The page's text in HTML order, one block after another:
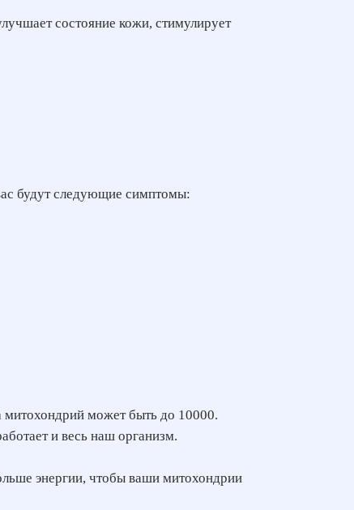
состояние кожи, стимулирует
будут следующие симптомы:
митохондрий может быть до 10000.
и весь наш организм.
энергии, чтобы ваши митохондрии